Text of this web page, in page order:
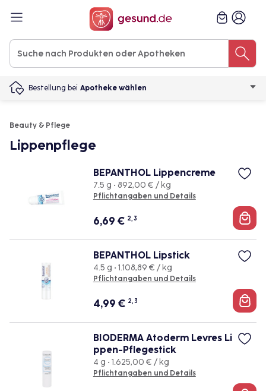
Bestellung bei Apotheke wählen
Beauty & Pflege
Lippenpflege
BEPANTHOL Lippencreme
7.5 g • 892,00 € / kg
Pflichtangaben und Details
6,69 € 2, 3
BEPANTHOL Lipstick
4.5 g • 1.108,89 € / kg
Pflichtangaben und Details
4,99 € 2, 3
BIODERMA Atoderm Levres Li
ppen-Pflegestick
4 g • 1.625,00 € / kg
Pflichtangaben und Details